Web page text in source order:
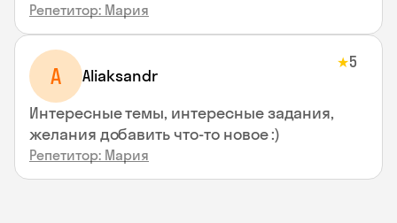
Репетитор: Мария
A Aliaksandr
★5
Интересные темы, интересные задания,
желания добавить что-то новое :)
Репетитор: Мария